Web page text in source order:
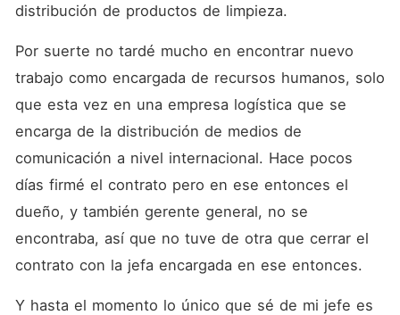
distribución de productos de limpieza.
Por suerte no tardé mucho en encontrar nuevo
trabajo como encargada de recursos humanos, solo
que esta vez en una empresa logística que se
encarga de la distribución de medios de
comunicación a nivel internacional. Hace pocos
días firmé el contrato pero en ese entonces el
dueño, y también gerente general, no se
encontraba, así que no tuve de otra que cerrar el
contrato con la jefa encargada en ese entonces.
Y hasta el momento lo único que sé de mi jefe es